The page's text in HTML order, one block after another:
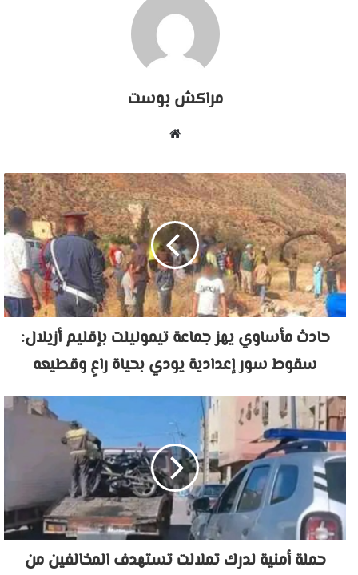
مراكش بوست
حادث مأساوي يهز جماعة تيموليلت بإقليم أزيلال:
سقوط سور إعدادية يودي بحياة راعٍ وقطيعه
حملة أمنية لدرك تملالت تستهدف المخالفين من